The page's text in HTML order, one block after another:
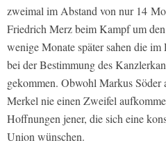
zweimal im Abstand von nur 14
Friedrich Merz beim Kampf um
wenige Monate später sahen die
bei der Bestimmung des
gekommen. Obwohl Markus
Merkel nie einen Zweifel
Hoffnungen jener, die sich eine
Union wünschen.